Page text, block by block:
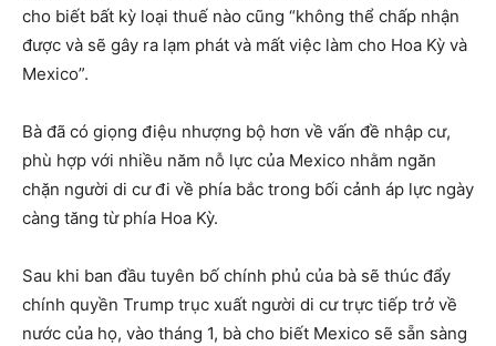
cho biết bất kỳ loại thuế nào cũng “không thể chấp nhận
được và sẽ gây ra lạm phát và mất việc làm cho Hoa Kỳ và
Mexico”.
Bà đã có giọng điệu nhượng bộ hơn về vấn đề nhập cư,
phù hợp với nhiều năm nỗ lực của Mexico nhằm ngăn
chặn người di cư đi về phía bắc trong bối cảnh áp lực ngày
càng tăng từ phía Hoa Kỳ.
Sau khi ban đầu tuyên bố chính phủ của bà sẽ thúc đẩy
chính quyền Trump trục xuất người di cư trực tiếp trở về
nước của họ, vào tháng 1, bà cho biết Mexico sẽ sẵn sàng